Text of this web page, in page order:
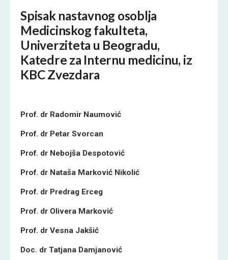
Spisak nastavnog osoblja
Medicinskog fakulteta,
Univerziteta u Beogradu,
Katedre za Internu medicinu, iz
KBC Zvezdara
Prof. dr Radomir Naumović
Prof. dr Petar Svorcan
Prof. dr Nebojša Despotović
Prof. dr Nataša Marković Nikolić
Prof. dr Predrag Erceg
Prof. dr Olivera Marković
Prof. dr Vesna Jakšić
Doc. dr Tatjana Damjanović